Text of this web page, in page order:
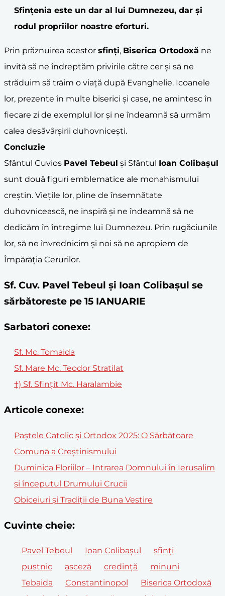
Sfințenia este un dar al lui Dumnezeu, dar și
rodul propriilor noastre eforturi.
Prin prăznuirea acestor sfinți, Biserica Ortodoxă ne
invită să ne îndreptăm privirile către cer și să ne
străduim să trăim o viață după Evanghelie. Icoanele
lor, prezente în multe biserici și case, ne amintesc în
fiecare zi de exemplul lor și ne îndeamnă să urmăm
calea desăvârșirii duhovnicești.
Concluzie
Sfântul Cuvios Pavel Tebeul și Sfântul Ioan Colibașul
sunt două figuri emblematice ale monahismului
creștin. Viețile lor, pline de însemnătate
duhovnicească, ne inspiră și ne îndeamnă să ne
dedicăm în întregime lui Dumnezeu. Prin rugăciunile
lor, să ne învrednicim și noi să ne apropiem de
Împărăția Cerurilor.
Sf. Cuv. Pavel Tebeul și Ioan Colibașul se
sărbătoreste pe 15 IANUARIE
Sarbatori conexe:
Sf. Mc. Tomaida
Sf. Mare Mc. Teodor Stratilat
†) Sf. Sfințit Mc. Haralambie
Articole conexe:
Paștele Catolic și Ortodox 2025: O Sărbătoare
Comună a Creștinismului
Duminica Floriilor – Intrarea Domnului în Ierusalim
și începutul Drumului Crucii
Obiceiuri și Tradiții de Buna Vestire
Cuvinte cheie:
Pavel Tebeul Ioan Colibașul
sfinți
pustnic
asceză credință
minuni
Tebaida
Constantinopol
Biserica Ortodoxă